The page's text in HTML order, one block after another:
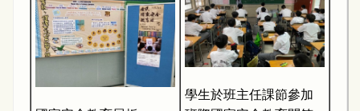
學生於班主任課節參加